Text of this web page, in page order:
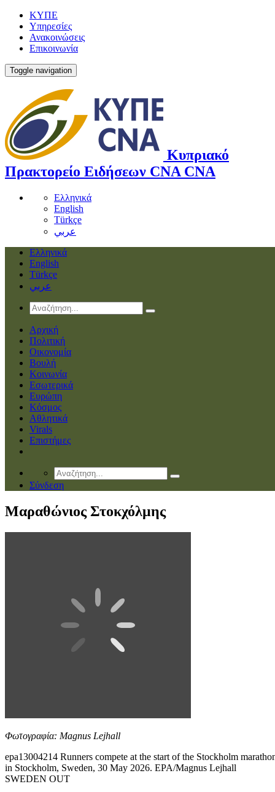
ΚΥΠΕ
Υπηρεσίες
Ανακοινώσεις
Επικοινωνία
Toggle navigation
Κυπριακό
Πρακτορείο Ειδήσεων CNA CNA
Ελληνικά
English
Türkçe
عربي
Ελληνικά
English
Türkçe
عربي
Αρχική
Πολιτική
Οικονομία
Βουλή
Κοινωνία
Εσωτερικά
Ευρώπη
Κόσμος
Αθλητικά
Virals
Επιστήμες
Σύνδεση
Μαραθώνιος Στοκχόλμης
Φωτογραφία: Magnus Lejhall
epa13004214 Runners compete at the start of the Stockholm
in Stockholm, Sweden, 30 May 2026. EPA/Magnus Lejhall
SWEDEN OUT